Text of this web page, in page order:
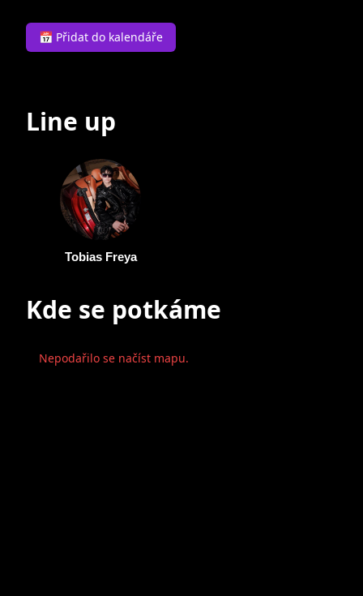
📅 Přidat do kalendáře
Line up
Tobias Freya
Kde se potkáme
Nepodařilo se načíst mapu.